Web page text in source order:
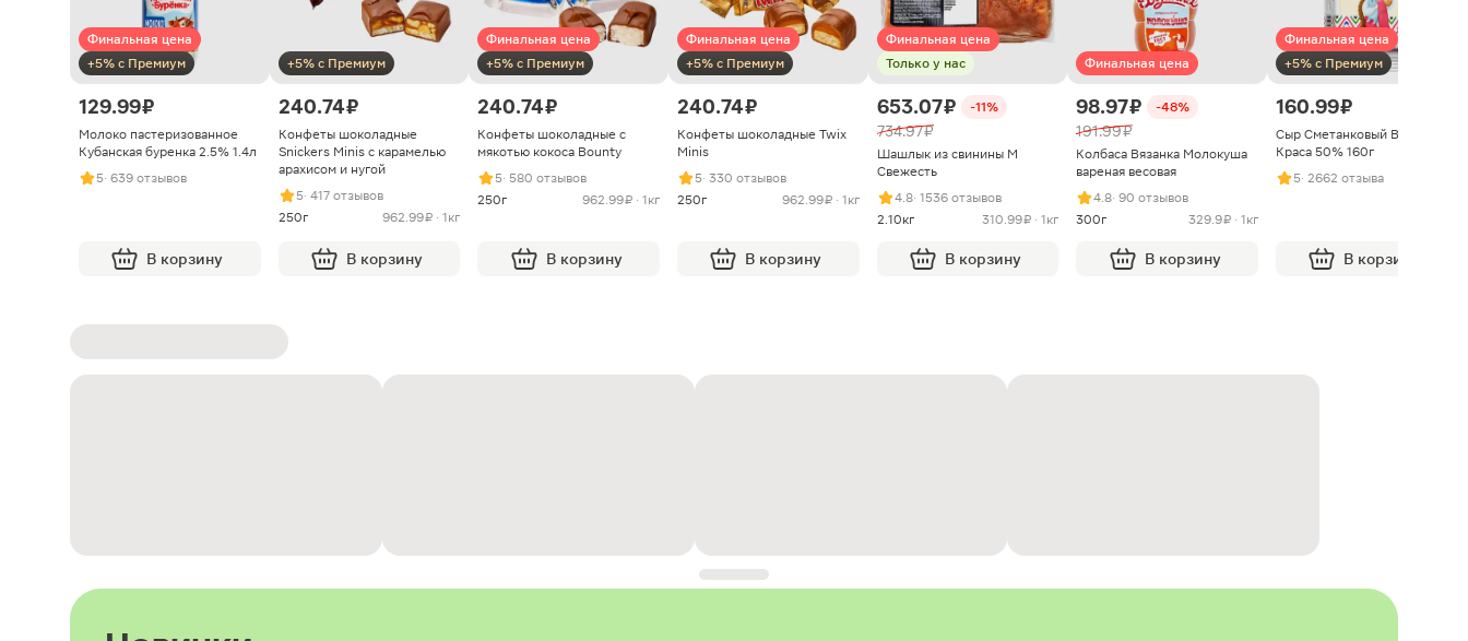
Финальная цена
+5% с Премиум
129.99 ₽
Молоко пастеризованное
Кубанская буренка 2.5% 1.4л
5· 639 отзывов
В корзину
+5% с Премиум
240.74 ₽
Конфеты шоколадные
Snickers Minis с карамелью
арахисом и нугой
5· 417 отзывов
250г
962.99 ₽ · 1кг
В корзину
Финальная цена
+5% с Премиум
240.74 ₽
Конфеты шоколадные с
мякотью кокоса Bounty
5· 580 отзывов
250г
962.99 ₽ · 1кг
В корзину
Финальная цена
+5% с Премиум
240.74 ₽
Конфеты шоколадные Twix
Minis
5· 330 отзывов
250г
962.99 ₽ · 1кг
В корзину
Финальная цена
Только у нас
653.07 ₽ -11%
734.97 ₽
Шашлык из свинины М
Свежесть
4.8· 1536 отзывов
2.10кг
310.99 ₽ · 1кг
В корзину
Финальная цена
98.97 ₽ -48%
191.99 ₽
Колбаса Вязанка Молокуша
вареная весовая
4.8· 90 отзывов
300г
329.9 ₽ · 1кг
В корзину
Финальная цена
+5% с Премиум
160.99 ₽
Сыр Сметанковый Варвара
Краса 50% 160г
5· 2662 отзыва
В корзину